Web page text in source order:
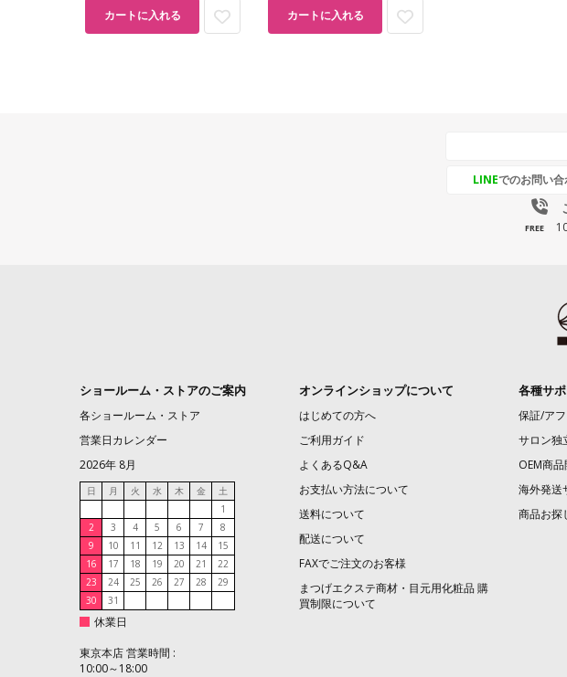
カートに入れる カートに入れる
LINEでのお問い合
FREE
ショールーム・ストアのご案内
各ショールーム・ストア
営業日カレンダー
2026年 8月
日 月 火 水 木 金
土
1
2
3 4 5 6 7
8
9
10 11 12 13 14
15
16
17 18 19 20 21
22
23
24 25 26 27 28
29
30
31
休業日
東京本店 営業時間 :
10:00～18:00
オンラインショップについて
はじめての方へ
ご利用ガイド
よくあるQ&A
お支払い方法について
送料について
配送について
FAXでご注文のお客様
まつげエクステ商材・目元用化粧品 購
買制限について
各種サ
保証/ア
サロン独
OEM商
海外発送
商品お探